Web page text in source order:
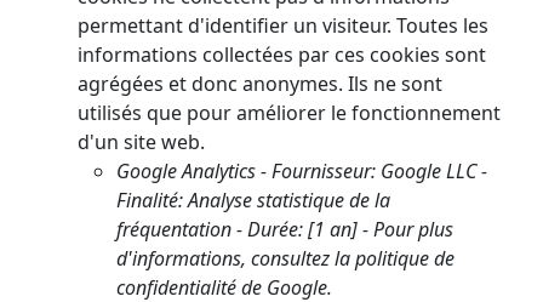
permettant d'identifier un visiteur. Toutes les
informations collectées par ces cookies sont
agrégées et donc anonymes. Ils ne sont
utilisés que pour améliorer le fonctionnement
d'un site web.
Google Analytics - Fournisseur: Google LLC -
Finalité: Analyse statistique de la
fréquentation - Durée: [1 an] - Pour plus
d'informations, consultez la politique de
confidentialité de Google.